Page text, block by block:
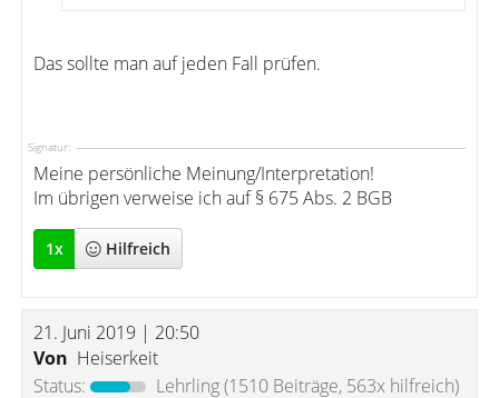
Das sollte man auf jeden Fall prüfen.
Signatur:
Meine persönliche Meinung/Interpretation!
Im übrigen verweise ich auf § 675 Abs. 2 BGB
1x Hilfreich
21. Juni 2019 | 20:50
Von Heiserkeit
Status:
Lehrling(1510 Beiträge, 563x hilfreich)